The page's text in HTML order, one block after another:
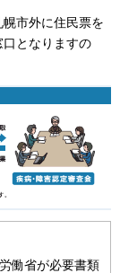
市外に住民票を
となりますの
働省が必要書類